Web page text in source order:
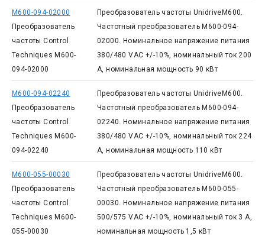
M600-094-02000
Преобразователь
частоты Control
Techniques M600-
094-02000
Преобразователь частоты UnidriveM600.
Частотный преобразователь M600-094-
02000. Номинальное напряжение питания
380/480 VAC +/-10%, номинальный ток 200
А, номинальная мощность 90 кВт
M600-094-02240
Преобразователь
частоты Control
Techniques M600-
094-02240
Преобразователь частоты UnidriveM600.
Частотный преобразователь M600-094-
02240. Номинальное напряжение питания
380/480 VAC +/-10%, номинальный ток 224
А, номинальная мощность 110 кВт
M600-055-00030
Преобразователь
частоты Control
Techniques M600-
055-00030
Преобразователь частоты UnidriveM600.
Частотный преобразователь M600-055-
00030. Номинальное напряжение питания
500/575 VAC +/-10%, номинальный ток 3 А,
номинальная мощность 1,5 кВт